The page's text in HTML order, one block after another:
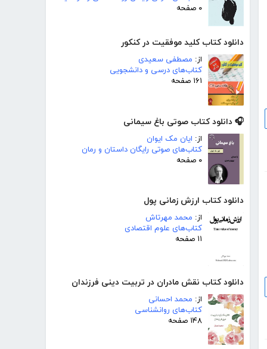
۰ صفحه
دانلود کتاب کلید موفقیت در کنکور
از: مصطفی سعیدی
کتاب‌های درسی و دانشجویی
۱۶۱ صفحه
🎧 دانلود کتاب صوتی باغ سیمانی
از: ایان مک ایوان
کتاب‌های صوتی رایگان داستان و رمان
۰ صفحه
دانلود کتاب ارزش زمانی پول
از: محمد مهرتاش
کتاب‌های علوم اقتصادی
۱۱ صفحه
دانلود کتاب نقش مادران در تربیت دینی فرزندان
از: محمد احسانی
کتاب‌های روانشناسی
۱۴۸ صفحه